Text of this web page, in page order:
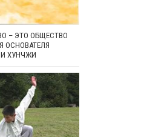
– ЭТО ОБЩЕСТВО
ОСНОВАТЕЛЯ
ХУНЧЖИ